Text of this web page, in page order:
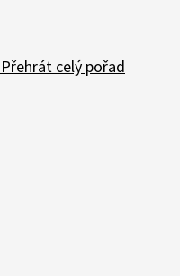
Přehrát celý pořad